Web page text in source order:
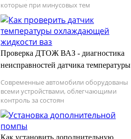
которые при минусовых тем
Проверка ДТОЖ ВАЗ - диагностика
неисправностей датчика температуры
Современные автомобили оборудованы
всеми устройствами, облегчающими
контроль за состоян
Как установить дополнительную